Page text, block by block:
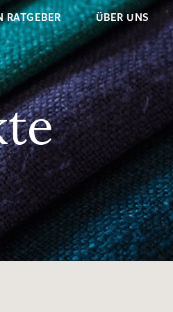
RATGEBER ÜBER UNS